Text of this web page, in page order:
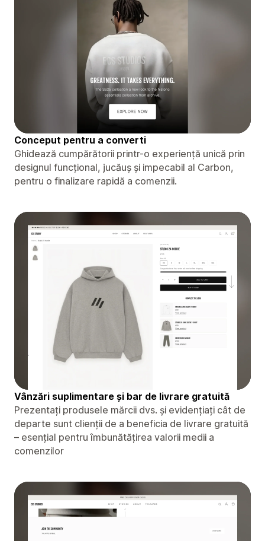
Conceput pentru a converti
Ghidează cumpărătorii printr-o experiență unică prin
designul funcțional, jucăuș și impecabil al Carbon,
pentru o finalizare rapidă a comenzii.
Vânzări suplimentare și bar de livrare gratuită
Prezentați produsele mărcii dvs. și evidențiați cât de
departe sunt clienții de a beneficia de livrare gratuită
– esențial pentru îmbunătățirea valorii medii a
comenzilor